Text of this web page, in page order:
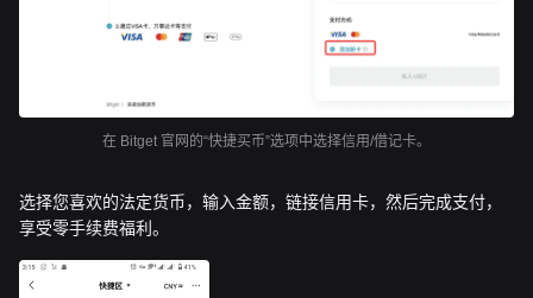
在 Bitget 官网的“快捷买币”选项中选择信用/借记卡。
选择您喜欢的法定货币，输入金额，链接信用卡，然后完成支付，
享受零手续费福利。